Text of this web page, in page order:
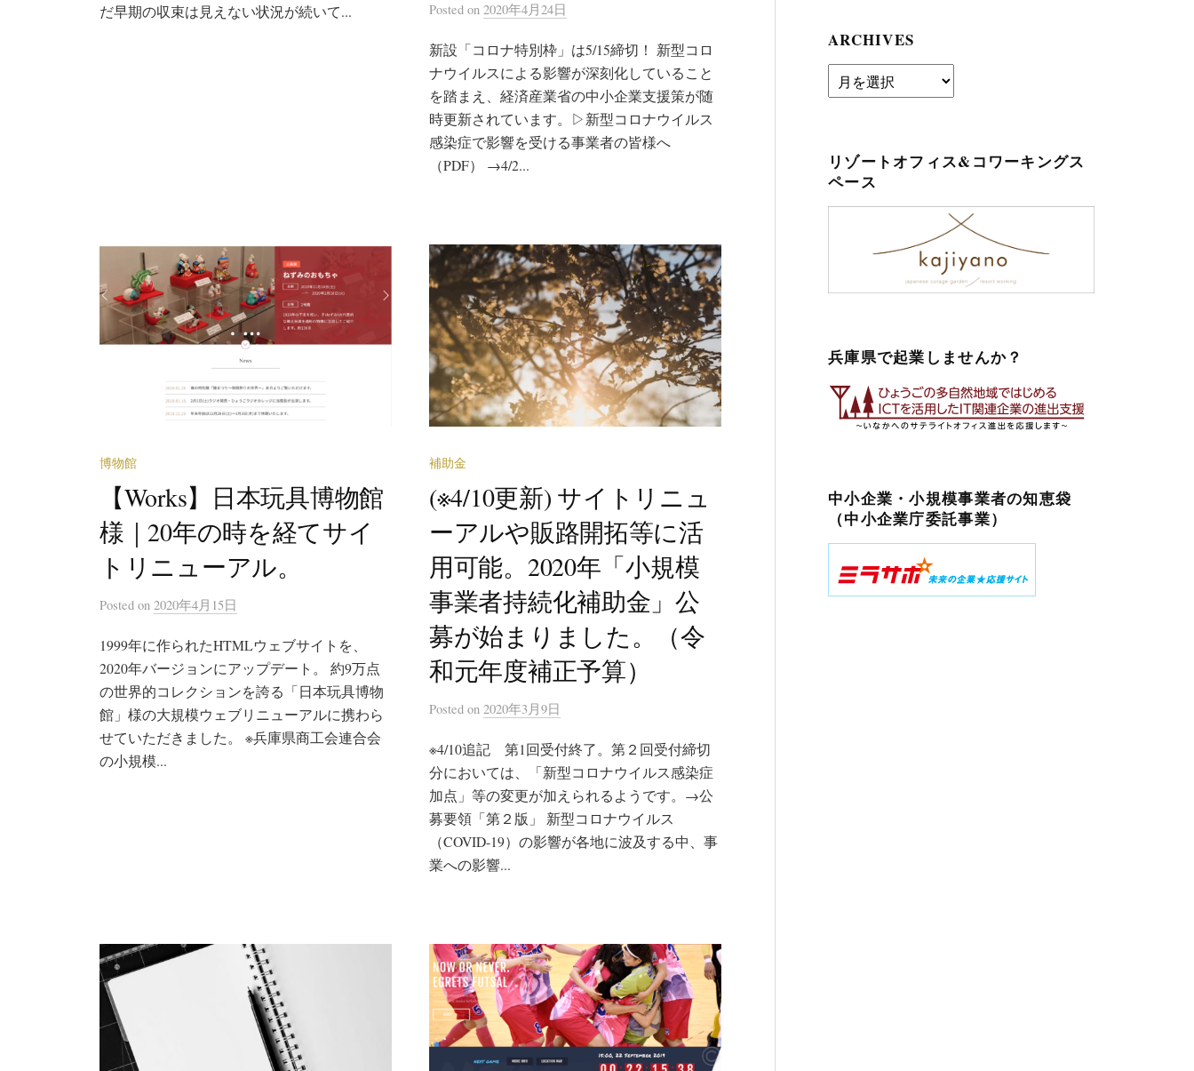
だ早期の収束は見えない状況が続いて...
Posted on 2020年4月24日
新設「コロナ特別枠」は5/15締切！ 新型コロ
ナウイルスによる影響が深刻化していること
を踏まえ、経済産業省の中小企業支援策が随
時更新されています。▷新型コロナウイルス
感染症で影響を受ける事業者の皆様へ
（PDF） →4/2...
博物館
【Works】日本玩具博物館
様｜20年の時を経てサイ
トリニューアル。
Posted on 2020年4月15日
1999年に作られたHTMLウェブサイトを、
2020年バージョンにアップデート。 約9万点
の世界的コレクションを誇る「日本玩具博物
館」様の大規模ウェブリニューアルに携わら
せていただきました。 ※兵庫県商工会連合会
の小規模...
補助金
(※4/10更新) サイトリニュ
ーアルや販路開拓等に活
用可能。2020年「小規模
事業者持続化補助金」公
募が始まりました。（令
和元年度補正予算）
Posted on 2020年3月9日
※4/10追記 第1回受付終了。第２回受付締切
分においては、「新型コロナウイルス感染症
加点」等の変更が加えられるようです。→公
募要領「第２版」 新型コロナウイルス
（COVID-19）の影響が各地に波及する中、事
業への影響...
ARCHIVES
archives
リゾートオフィス&コワーキングス
ペース
兵庫県で起業しませんか？
中小企業・小規模事業者の知恵袋
（中小企業庁委託事業）